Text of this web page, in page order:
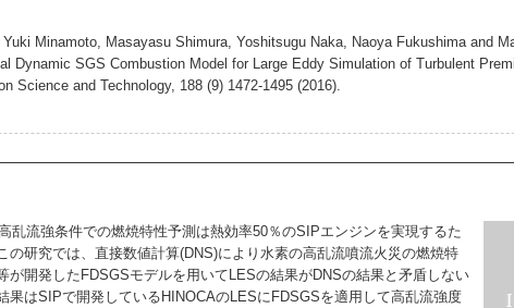
Minamoto, Masayasu Shimura, Yoshitsugu Naka, Naoya Fukushima and
Dynamic SGS Combustion Model for Large Eddy Simulation of Turbulent
Science and Technology, 188 (9) 1472-1495 (2016).
乱流強条件での燃焼特性予測は熱効率50％のSIPエンジンを実現するた
の研究では、直接数値計算(DNS)により水素の高乱流噴流火災の燃焼特
が開発したFDSGSモデルを用いてLESの結果がDNSの結果と矛盾しない
果はSIPで開発しているHINOCAのLESにFDSGSを適用して高乱流強度